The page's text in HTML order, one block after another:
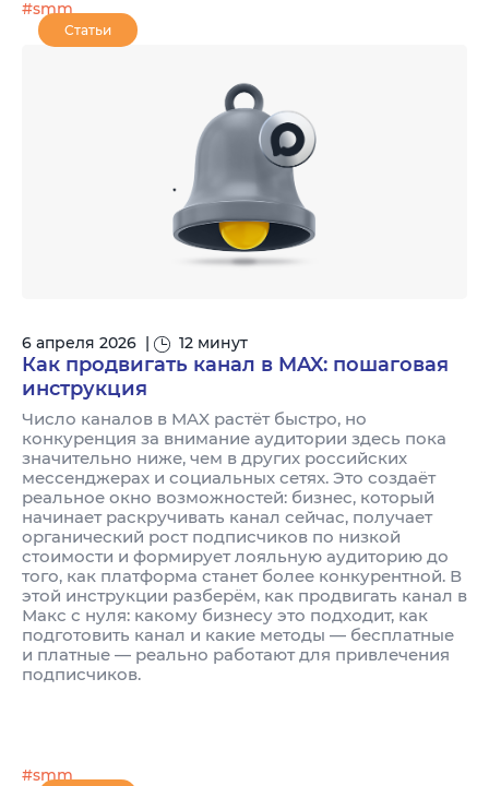
#smm
Статьи
6 апреля 2026 | 12 минут
Как продвигать канал в MAX: пошаговая
инструкция
Число каналов в MAX растёт быстро, но
конкуренция за внимание аудитории здесь пока
значительно ниже, чем в других российских
мессенджерах и социальных сетях. Это создаёт
реальное окно возможностей: бизнес, который
начинает раскручивать канал сейчас, получает
органический рост подписчиков по низкой
стоимости и формирует лояльную аудиторию до
того, как платформа станет более конкурентной. В
этой инструкции разберём, как продвигать канал в
Макс с нуля: какому бизнесу это подходит, как
подготовить канал и какие методы — бесплатные
и платные — реально работают для привлечения
подписчиков.
#smm